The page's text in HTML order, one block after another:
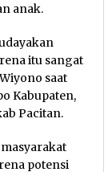
anak.
itu sangat
saat
Kabupaten,
Pacitan.
potensi